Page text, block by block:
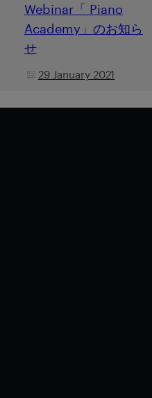
Webinar「 Piano
Academy」のお知ら
せ
29 January 2021